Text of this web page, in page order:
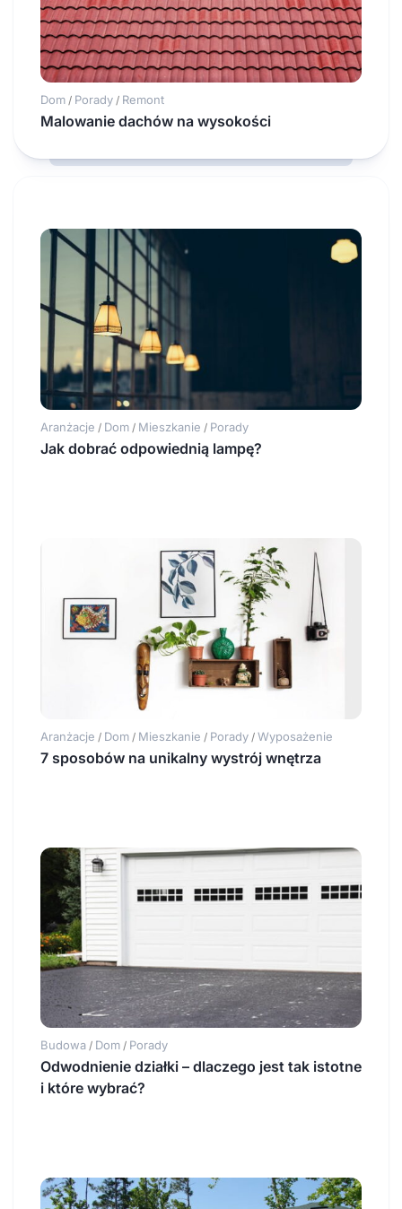
Dom / Porady / Remont
Malowanie dachów na wysokości
Aranżacje / Dom / Mieszkanie / Porady
Jak dobrać odpowiednią lampę?
Aranżacje / Dom / Mieszkanie / Porady / Wyposażenie
7 sposobów na unikalny wystrój wnętrza
Budowa / Dom / Porady
Odwodnienie działki – dlaczego jest tak istotne
i które wybrać?